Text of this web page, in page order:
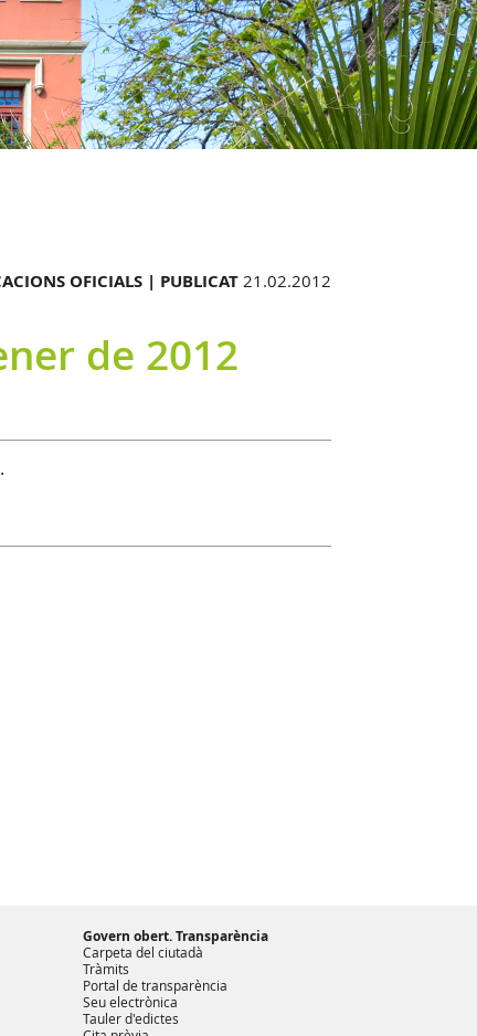
OFICIALS | PUBLICAT 21.02.2012
de 2012
Govern obert. Transparència
Carpeta del ciutadà
Tràmits
Portal de transparència
Seu electrònica
Tauler d'edictes